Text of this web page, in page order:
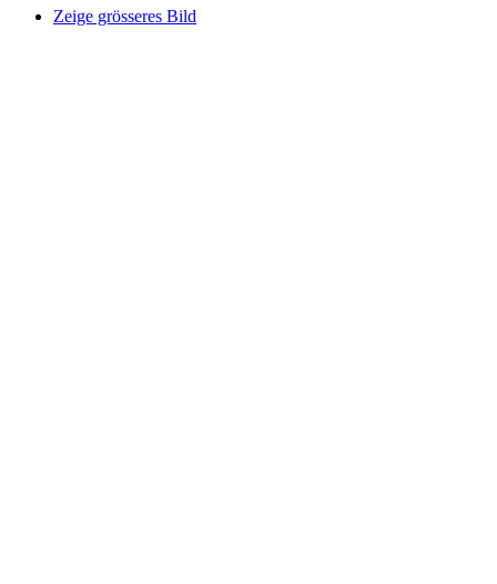
Zeige grösseres Bild